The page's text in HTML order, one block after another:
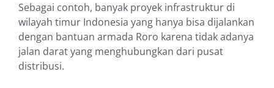
Sebagai contoh, banyak proyek infrastruktur di
wilayah timur Indonesia yang hanya bisa dijalankan
dengan bantuan armada Roro karena tidak adanya
jalan darat yang menghubungkan dari pusat
distribusi.